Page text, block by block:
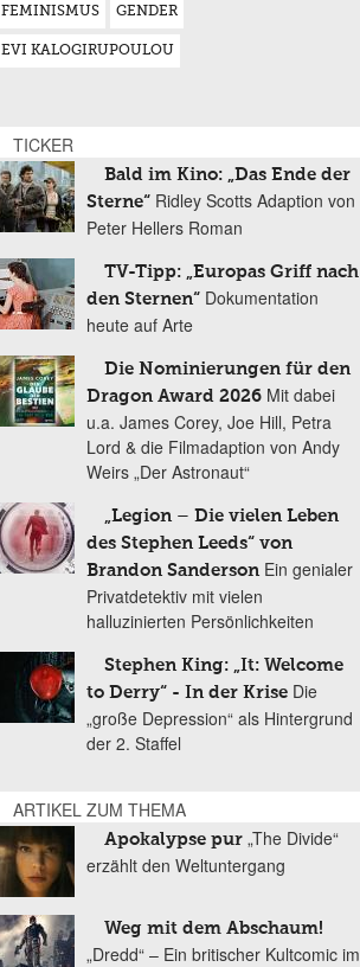
FEMINISMUS GENDER
EVI KALOGIRUPOULOU
TICKER
Bald im Kino: „Das Ende der
Sterne“ Ridley Scotts Adaption von
Peter Hellers Roman
TV-Tipp: „Europas Griff nach
den Sternen“ Dokumentation
heute auf Arte
Die Nominierungen für den
Dragon Award 2026 Mit dabei
u.a. James Corey, Joe Hill, Petra
Lord & die Filmadaption von Andy
Weirs „Der Astronaut“
„Legion – Die vielen Leben
des Stephen Leeds“ von
Brandon Sanderson Ein genialer
Privatdetektiv mit vielen
halluzinierten Persönlichkeiten
Stephen King: „It: Welcome
to Derry“ - In der Krise Die
„große Depression“ als Hintergrund
der 2. Staffel
ARTIKEL ZUM THEMA
Apokalypse pur „The Divide“
erzählt den Weltuntergang
Weg mit dem Abschaum!
„Dredd“ – Ein britischer Kultcomic im